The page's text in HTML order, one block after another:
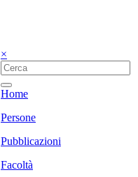
×
Home
Persone
Pubblicazioni
Facoltà